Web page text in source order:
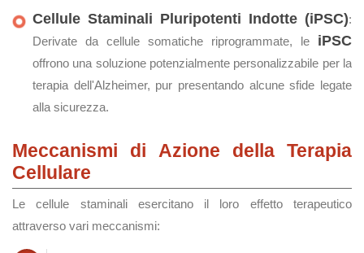
Cellule Staminali Pluripotenti Indotte (iPSC):
Derivate da cellule somatiche riprogrammate, le iPSC
offrono una soluzione potenzialmente personalizzabile per la
terapia dell'Alzheimer, pur presentando alcune sfide legate
alla sicurezza.
Meccanismi di Azione della Terapia
Cellulare
Le cellule staminali esercitano il loro effetto terapeutico
attraverso vari meccanismi: